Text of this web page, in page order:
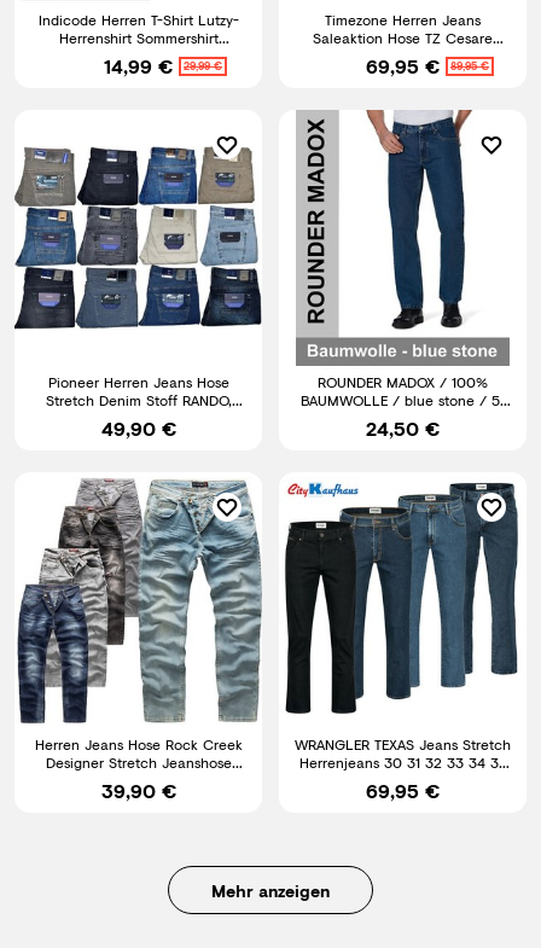
Indicode Herren T-Shirt Lutzy-
Herrenshirt Sommershirt
Rundhals Baumwolle Männer
14,99 € 29,99 €
Timezone Herren Jeans
Saleaktion Hose TZ Cesare
3630 hellblau Neu Größe
wählbar
69,95 € 89,95 €
Pioneer Herren Jeans Hose
Stretch Denim Stoff RANDO,
RON MEGAFLEX Alle Farben
49,90 €
ROUNDER MADOX / 100%
BAUMWOLLE / blue stone / 5-
Pocket / HERREN JEANS HOSE
24,50 €
Herren Jeans Hose Rock Creek
Designer Stretch Jeanshose
Regular Slim Basic M19
39,90 €
WRANGLER TEXAS Jeans Stretch
Herrenjeans 30 31 32 33 34 36
38 40 42 44 46 48 50
69,95 €
Mehr anzeigen